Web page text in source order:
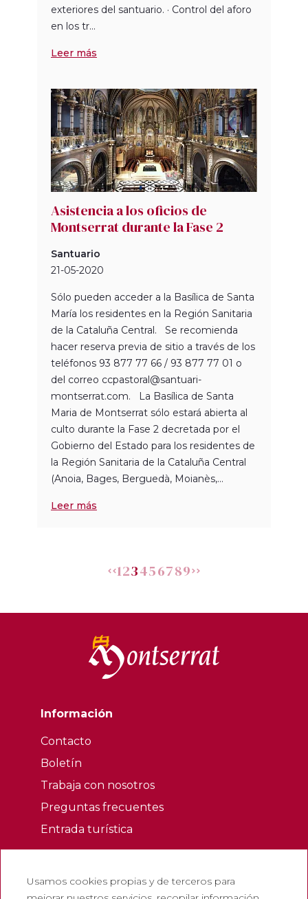
exteriores del santuario. · Control del aforo
en los tr...
Leer más
Asistencia a los oficios de
Montserrat durante la Fase 2
Santuario
21-05-2020
Sólo pueden acceder a la Basílica de Santa
María los residentes en la Región Sanitaria
de la Cataluña Central. Se recomienda
hacer reserva previa de sitio a través de los
teléfonos 93 877 77 66 / 93 877 77 01 o
del correo ccpastoral@santuari-
montserrat.com. La Basílica de Santa
Maria de Montserrat sólo estará abierta al
culto durante la Fase 2 decretada por el
Gobierno del Estado para los residentes de
la Región Sanitaria de la Cataluña Central
(Anoia, Bages, Berguedà, Moianès,...
Leer más
123456789
Información
Contacto
Boletín
Trabaja con nosotros
Preguntas frecuentes
Entrada turística
Política de privacidad
Usamos cookies propias y de terceros para